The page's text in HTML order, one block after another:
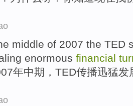
middle of 2007 the TED
enormous financial
年中期 ， TED传播迅猛发